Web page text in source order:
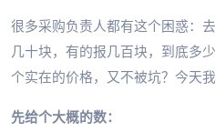
很多采购负责人都有这个困惑：
几十块，有的报几百块，到底多
个实在的价格，又不被坑？今天
先给个大概的数：